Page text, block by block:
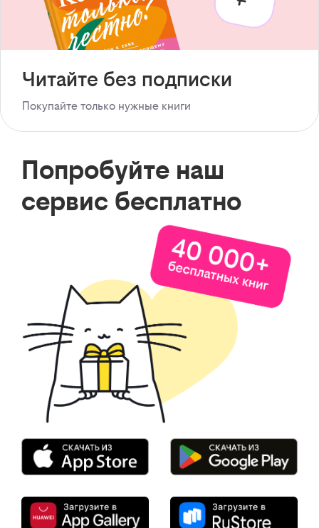
Читайте без подписки
Покупайте только нужные книги
Попробуйте наш
сервис бесплатно